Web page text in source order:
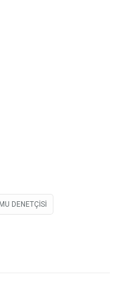
DENETÇISI